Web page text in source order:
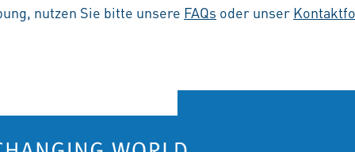
nutzen Sie bitte unsere FAQs oder unser